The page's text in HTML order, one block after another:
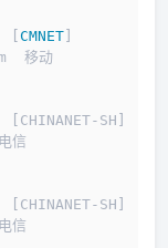
[
CMNET
移动
[CHINANET-SH]
信
[CHINANET-SH]
信